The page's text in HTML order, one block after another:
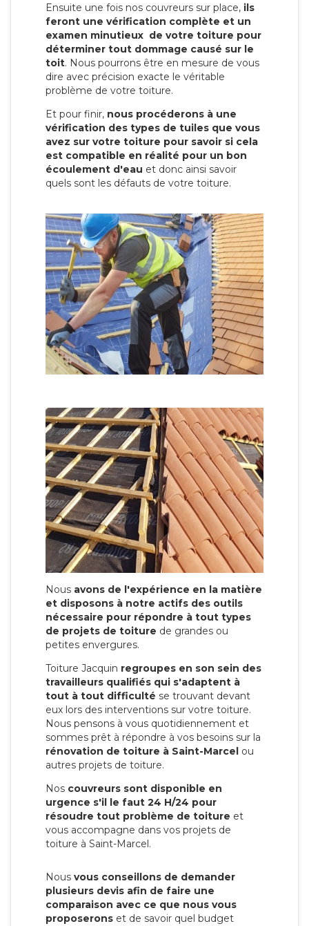
Ensuite une fois nos couvreurs sur place, ils
feront une vérification complète et un
examen minutieux de votre toiture pour
déterminer tout dommage causé sur le
toit. Nous pourrons être en mesure de vous
dire avec précision exacte le véritable
problème de votre toiture.
Et pour finir, nous procéderons à une
vérification des types de tuiles que vous
avez sur votre toiture pour savoir si cela
est compatible en réalité pour un bon
écoulement d'eau et donc ainsi savoir
quels sont les défauts de votre toiture.
Nous avons de l'expérience en la matière
et disposons à notre actifs des outils
nécessaire pour répondre à tout types
de projets de toiture de grandes ou
petites envergures.
Toiture Jacquin regroupes en son sein des
travailleurs qualifiés qui s'adaptent à
tout à tout difficulté se trouvant devant
eux lors des interventions sur votre toiture.
Nous pensons à vous quotidiennement et
sommes prêt à répondre à vos besoins sur la
rénovation de toiture à Saint-Marcel ou
autres projets de toiture.
Nos couvreurs sont disponible en
urgence s'il le faut 24 H/24 pour
résoudre tout problème de toiture et
vous accompagne dans vos projets de
toiture à Saint-Marcel.
Nous vous conseillons de demander
plusieurs devis afin de faire une
comparaison avec ce que nous vous
proposerons et de savoir quel budget